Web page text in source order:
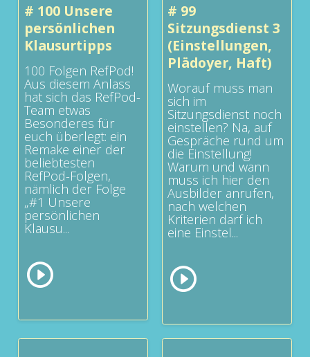
# 100 Unsere
persönlichen
Klausurtipps
100 Folgen RefPod!
Aus diesem Anlass
hat sich das RefPod-
Team etwas
Besonderes für
euch überlegt: ein
Remake einer der
beliebtesten
RefPod-Folgen,
nämlich der Folge
„#1 Unsere
persönlichen
Klausu...
# 99
Sitzungsdienst 3
(Einstellungen,
Plädoyer, Haft)
Worauf muss man
sich im
Sitzungsdienst noch
einstellen? Na, auf
Gespräche rund um
die Einstellung!
Warum und wann
muss ich hier den
Ausbilder anrufen,
nach welchen
Kriterien darf ich
eine Einstel...